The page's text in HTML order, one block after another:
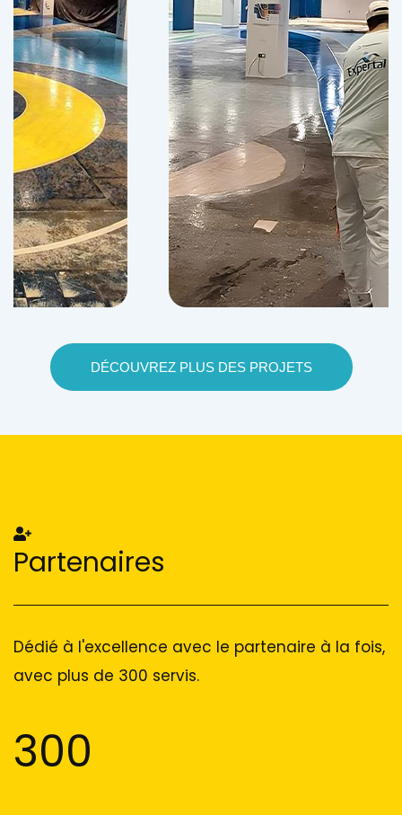
DÉCOUVREZ PLUS DES PROJETS
Partenaires
Dédié à l'excellence avec le partenaire à la fois,
avec plus de 300 servis.
300